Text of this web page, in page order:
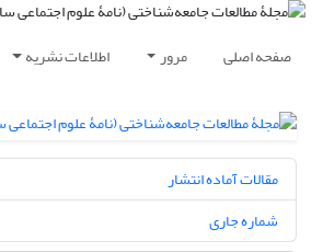
صفحه اصلی مرور اطلاعات نشریه
مقالات آماده انتشار
شماره جاری